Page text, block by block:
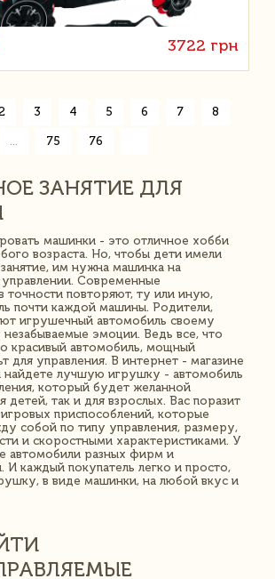
3722 грн
3 4 5 6 7 8
75 76
ЗАНЯТИЕ ДЛЯ
машинки - это отличное хобби
возраста. Но, чтобы дети имели
им нужна машинка на
Современные
точности повторяют, ту или иную,
почти каждой машины. Родители,
игрушечный автомобиль своему
эмоции. Ведь все, что
красивый автомобиль, мощный
для управления. В интернет - магазине
найдете лучшую игрушку - автомобиль
который будет желанной
детей, так и для взрослых. Вас поразит
приспособлений, которые
собой по типу управления, размеру,
и скоростными характеристиками. У
автомобили разных фирм и
И каждый покупатель легко и просто,
в виде машинки, на любой вкус и